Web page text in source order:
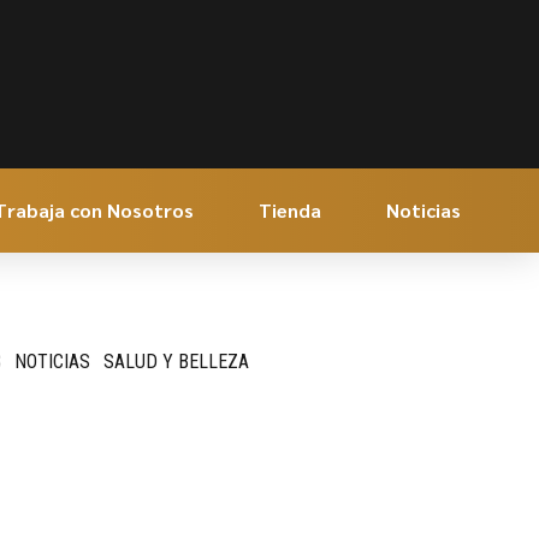
con Nosotros Tienda Noticias
NOTICIAS
SALUD Y BELLEZA